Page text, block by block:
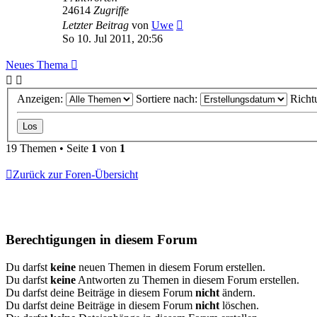
24614 Zugriffe
Letzter Beitrag von Uwe
So 10. Jul 2011, 20:56
Neues Thema
Anzeigen: Sortiere nach:
19 Themen • Seite 1 von 1
Zurück zur Foren-Übersicht
Berechtigungen in diesem Forum
Du darfst keine neuen Themen in diesem Forum erstellen.
Du darfst keine Antworten zu Themen in diesem Forum erstellen.
Du darfst deine Beiträge in diesem Forum nicht ändern.
Du darfst deine Beiträge in diesem Forum nicht löschen.